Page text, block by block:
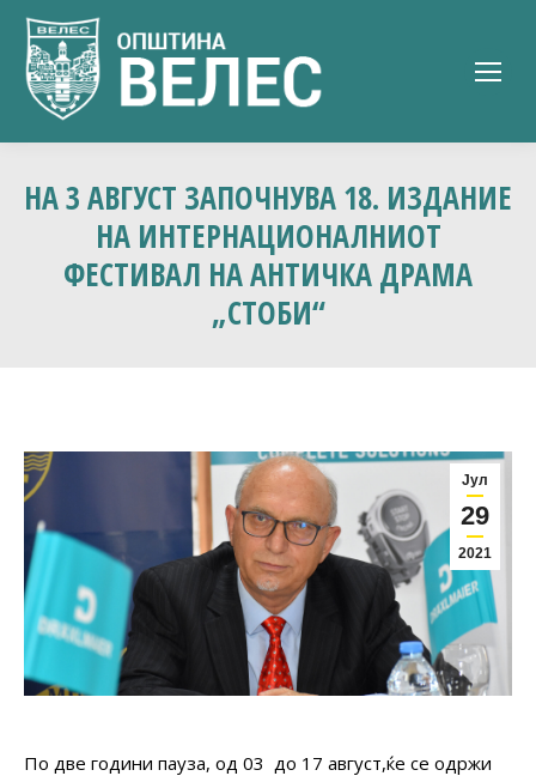
НА 3 АВГУСТ ЗАПОЧНУВА 18. ИЗДАНИЕ
НА ИНТЕРНАЦИОНАЛНИОТ
ФЕСТИВАЛ НА АНТИЧКА ДРАМА
„СТОБИ“
Јул
29
2021
По две години пауза, од 03 до 17 август,ќе се одржи